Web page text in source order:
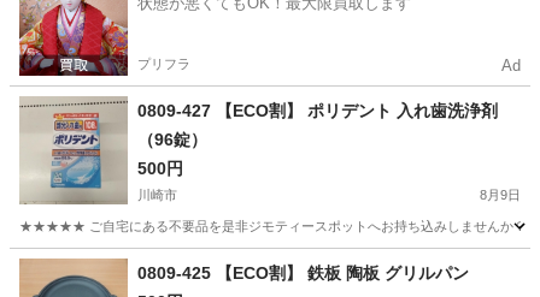
プリフラ Ad
0809-427 【ECO割】 ポリデント 入れ歯洗浄剤
（96錠）
500円
川崎市 8月9日
★★★★★ ご自宅にある不要品を是非ジモティースポットへお持ち込みしませんか？
神奈川 川崎市 現地
0809-425 【ECO割】 鉄板 陶板 グリルパン